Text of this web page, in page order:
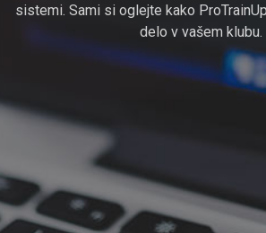
sistemi. Sami si oglejte kako
delo v vašem klubu.